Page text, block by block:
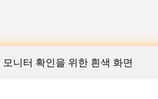
모니터 확인을 위한 흰색 화면